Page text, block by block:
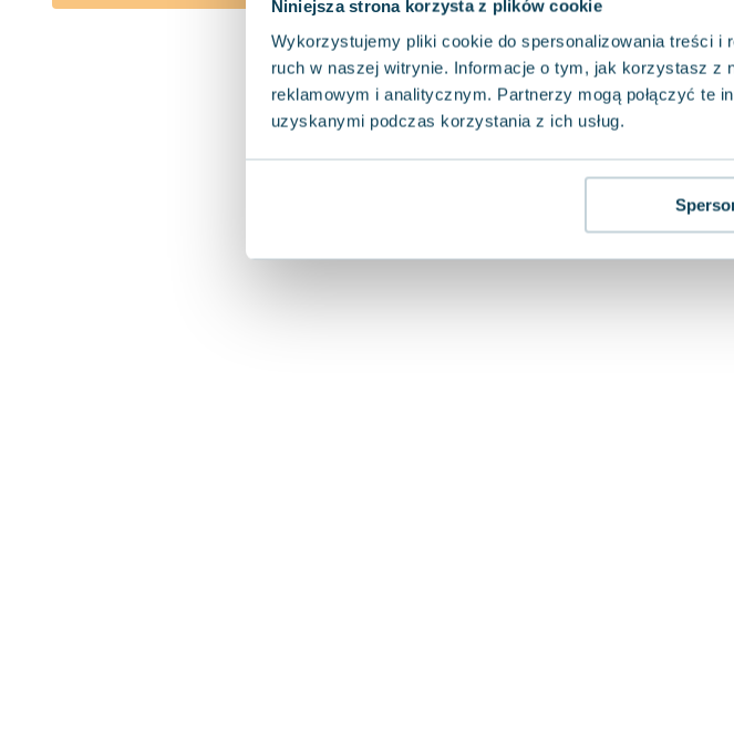
Niniejsza strona korzysta z plików cookie
Wykorzystujemy pliki cookie do spersonalizowania treści i
ruch w naszej witrynie. Informacje o tym, jak korzystasz z
reklamowym i analitycznym. Partnerzy mogą połączyć te
uzyskanymi podczas korzystania z ich usług.